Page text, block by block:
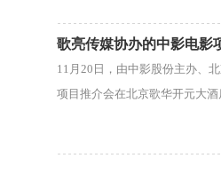
歌亮传媒协办的中影电影
11月20日，由中影股份主办、
项目推介会在北京歌华开元大